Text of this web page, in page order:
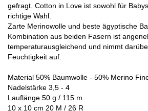
gefragt. Cotton in Love ist sowohl für
richtige Wahl.
Zarte Merinowolle und beste ägyptische
Kombination aus beiden Fasern ist
temperaturausgleichend und nimmt
Feuchtigkeit auf.
Material 50% Baumwolle - 50% Merino
Nadelstärke 3,5 - 4
Lauflänge 50 g / 115 m
10 x 10 cm 20 M / 26 R